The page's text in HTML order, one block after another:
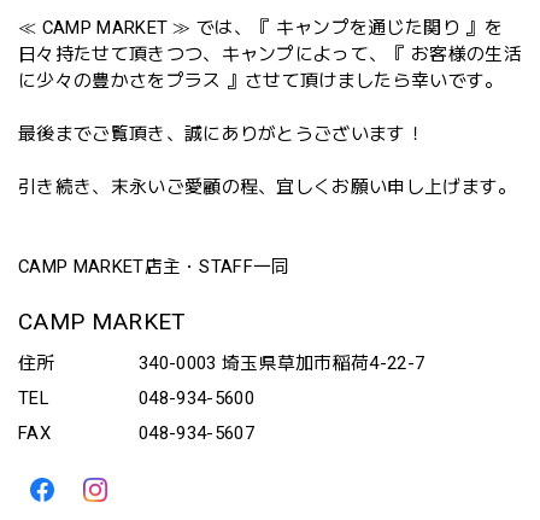
≪ CAMP MARKET ≫ では、『 キャンプを通じた関り 』を
日々持たせて頂きつつ、キャンプによって、『 お客様の生活
に少々の豊かさをプラス 』させて頂けましたら幸いです。
最後までご覧頂き、誠にありがとうございます！
引き続き、末永いご愛顧の程、宜しくお願い申し上げます。
CAMP MARKET店主・STAFF一同
CAMP MARKET
住所
340-0003 埼玉県草加市稲荷4-22-7
TEL
048-934-5600
FAX
048-934-5607